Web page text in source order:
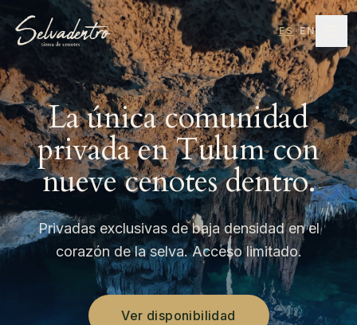
ES·EN
La única comunidad
privada en Tulum con
nueve cenotes dentro.
Privadas exclusivas de baja densidad en el
corazón de la selva. Acceso limitado.
Ver disponibilidad